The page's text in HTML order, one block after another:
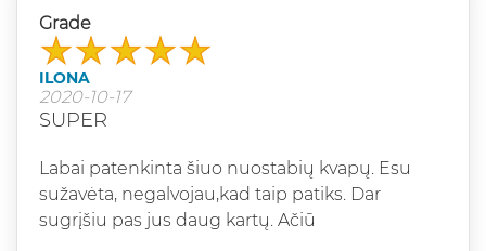
Grade
ILONA
2020-10-17
SUPER
Labai patenkinta šiuo nuostabių kvapų. Esu
sužavėta, negalvojau,kad taip patiks. Dar
sugrįšiu pas jus daug kartų. Ačiū